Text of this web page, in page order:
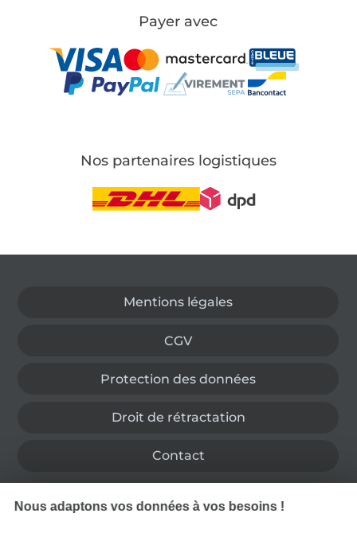
Payer avec
Nos partenaires logistiques
Mentions légales
CGV
Protection des données
Droit de rétractation
Contact
Rétractation de commande
Nous adaptons vos données à vos besoins !